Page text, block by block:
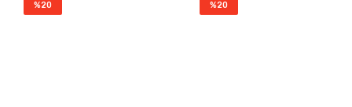
%20 %20